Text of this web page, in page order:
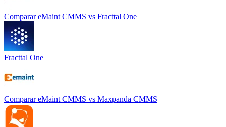
Comparar eMaint CMMS vs Fracttal One
Fracttal One
Comparar eMaint CMMS vs Maxpanda CMMS